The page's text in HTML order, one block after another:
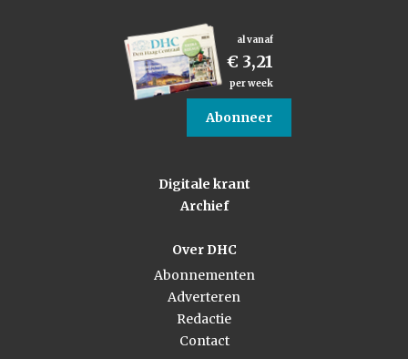
al vanaf
€ 3,21
per week
Abonneer
Digitale krant
Archief
Over DHC
Abonnementen
Adverteren
Redactie
Contact